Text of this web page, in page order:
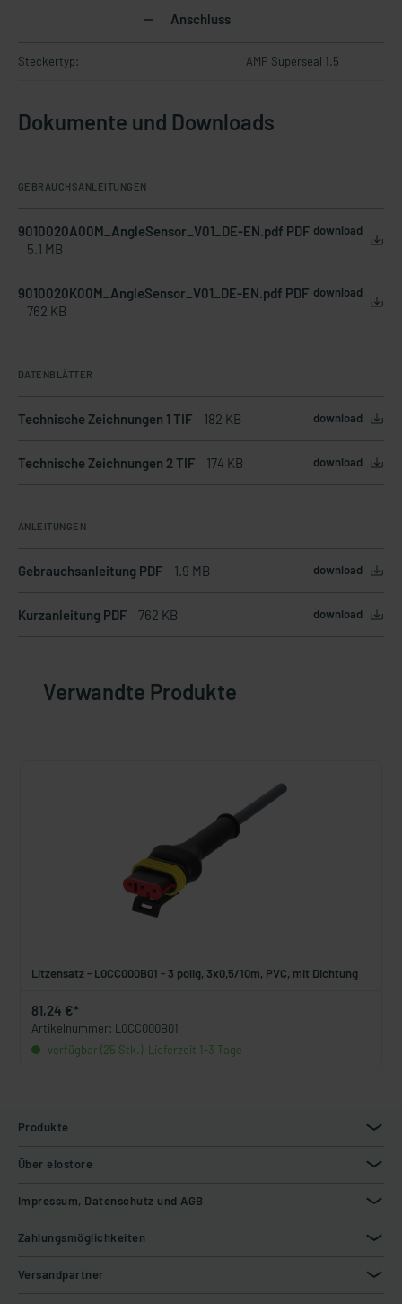
Anschluss
Steckertyp: AMP Superseal 1.5
Dokumente und Downloads
GEBRAUCHSANLEITUNGEN
9010020A00M_AngleSensor_V01_DE-EN.pdf PDF
5.1 MB
download
9010020K00M_AngleSensor_V01_DE-EN.pdf PDF
762 KB
download
DATENBLÄTTER
Technische Zeichnungen 1 TIF 182 KB download
Technische Zeichnungen 2 TIF 174 KB download
ANLEITUNGEN
Gebrauchsanleitung PDF 1.9 MB download
Kurzanleitung PDF 762 KB download
Verwandte Produkte
Litzensatz - L0CC000B01 - 3 polig, 3x0,5/10m, PVC, mit Dichtung
81,24 €*
Artikelnummer: L0CC000B01
verfügbar (25 Stk.), Lieferzeit 1-3 Tage
Produkte
Über elostore
Impressum, Datenschutz und AGB
Zahlungsmöglichkeiten
Versandpartner